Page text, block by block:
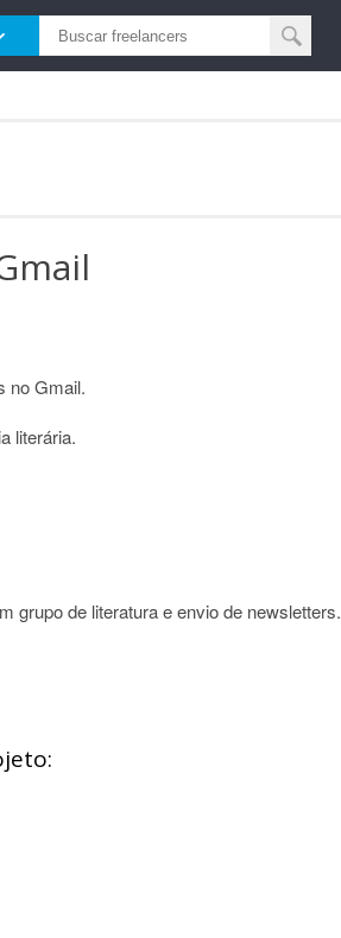
no Gmail.
literária.
grupo de literatura e envio de newsletters.